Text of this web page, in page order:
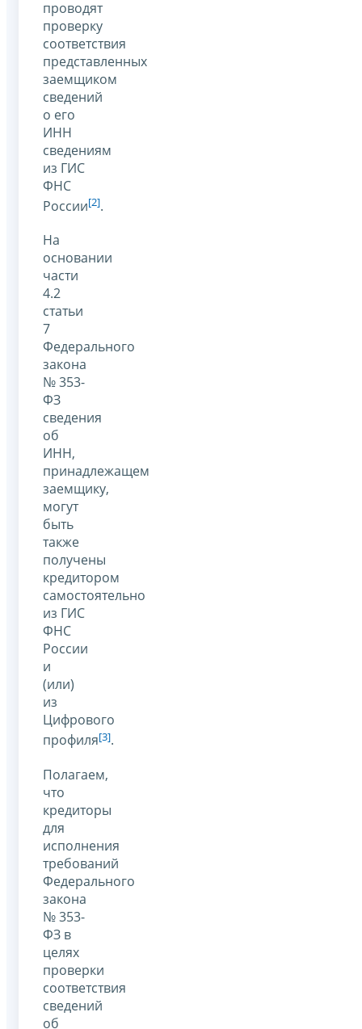
проводят
проверку
соответствия
представленных
заемщиком
сведений
о его
ИНН
сведениям
из ГИС
ФНС
России[2].
На
основании
части
4.2
статьи
7
Федерального
закона
№ 353-
ФЗ
сведения
об
ИНН,
принадлежащем
заемщику,
могут
быть
также
получены
кредитором
самостоятельно
из ГИС
ФНС
России
и
(или)
из
Цифрового
профиля[3].
Полагаем,
что
кредиторы
для
исполнения
требований
Федерального
закона
№ 353-
ФЗ в
целях
проверки
соответствия
сведений
об